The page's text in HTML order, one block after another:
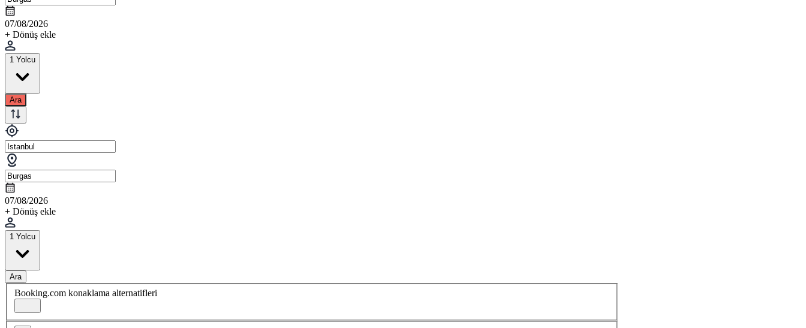
07/08/2026
+ Dönüş ekle
1 Yolcu
Ara
07/08/2026
+ Dönüş ekle
1 Yolcu
Ara
Booking.com konaklama alternatifleri